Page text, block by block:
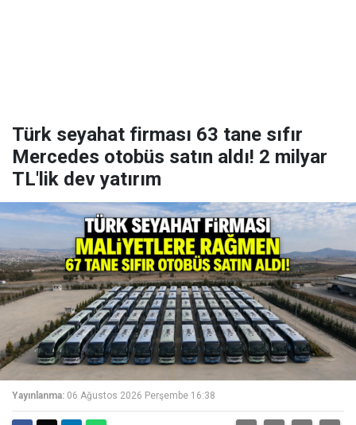
Türk seyahat firması 63 tane sıfır
Mercedes otobüs satın aldı! 2 milyar
TL'lik dev yatırım
Yayınlanma: 06 Ağustos 2026 Perşembe 16:38